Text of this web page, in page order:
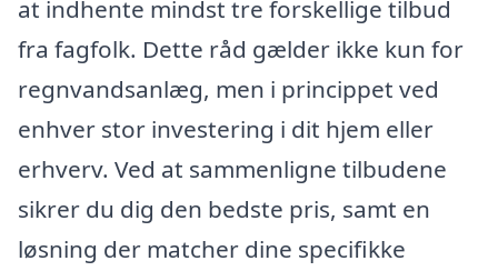
at indhente mindst tre forskellige tilbud
fra fagfolk. Dette råd gælder ikke kun for
regnvandsanlæg, men i princippet ved
enhver stor investering i dit hjem eller
erhverv. Ved at sammenligne tilbudene
sikrer du dig den bedste pris, samt en
løsning der matcher dine specifikke